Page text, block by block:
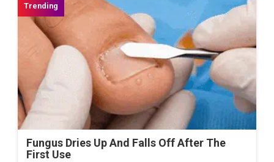
Fungus Dries Up And Falls Off After The
First Use